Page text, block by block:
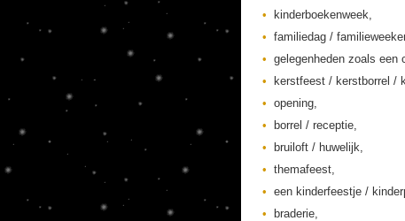
kinderboekenweek,
familiedag /
gelegenheden zoals een
kerstfeest / kerstborrel /
opening,
borrel / receptie,
bruiloft / huwelijk,
themafeest,
een kinderfeestje /
braderie,